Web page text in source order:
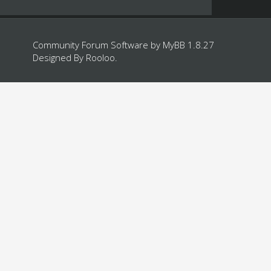
Community Forum Software by MyBB 1.8.27
Designed By Rooloo.